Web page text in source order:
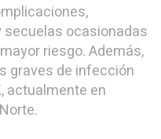
ocasionadas
riesgo. Además,
graves de infección
actualmente en